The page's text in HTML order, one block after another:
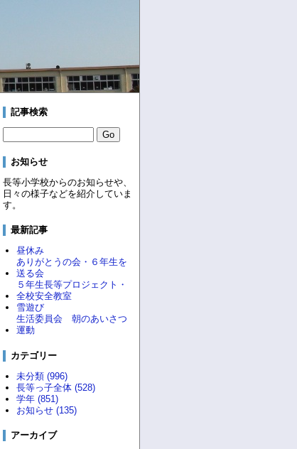
記事検索
お知らせ
長等小学校からのお知らせや、
日々の様子などを紹介していま
す。
最新記事
昼休み
ありがとうの会・６年生を
送る会
５年生長等プロジェクト・
全校安全教室
雪遊び
生活委員会 朝のあいさつ
運動
カテゴリー
未分類 (996)
長等っ子全体 (528)
学年 (851)
お知らせ (135)
アーカイブ